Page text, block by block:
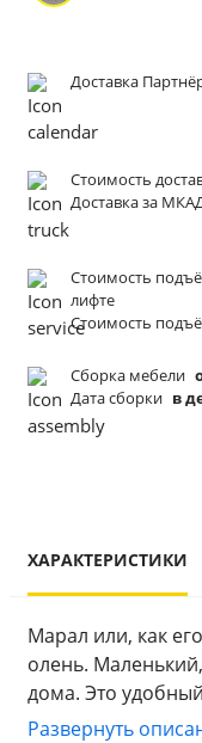
Доставка
Стоимость
Доставка за
Стоимость
лифте
Стоимость
Сборка мебели
Дата сборки в
ХАРАКТЕРИСТИКИ
Марал или, как
олень.
дома. Это
ребёнка. А ещё у
Развернуть